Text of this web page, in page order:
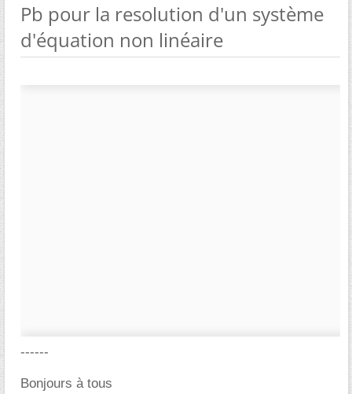
Pb pour la resolution d'un système
d'équation non linéaire
------
Bonjours à tous